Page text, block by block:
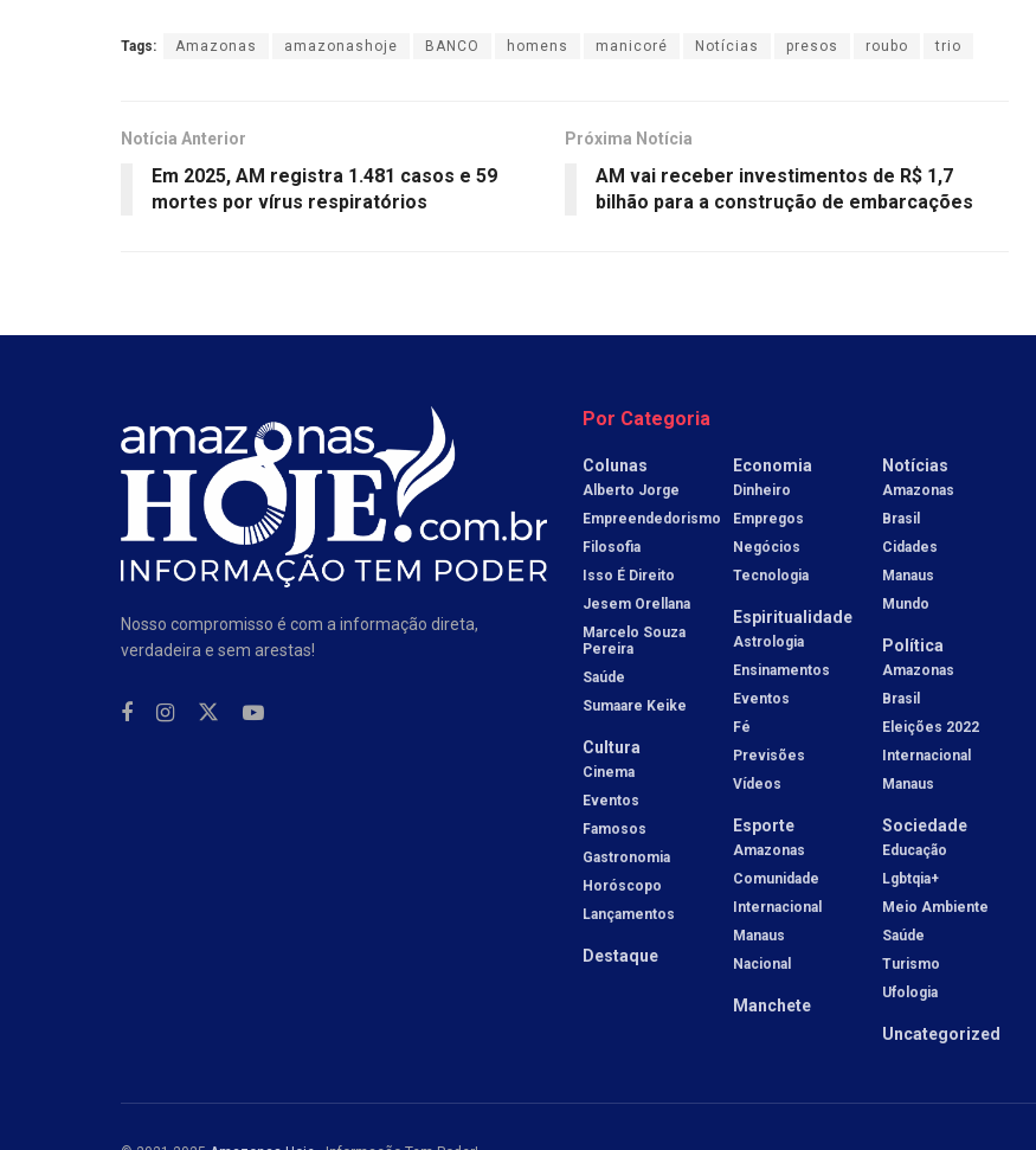
Tags: Amazonas amazonashoje BANCO homens manicoré Notícias presos roubo trio
Notícia Anterior
Em 2025, AM registra 1.481 casos e 59
mortes por vírus respiratórios
Próxima Notícia
AM vai receber investimentos de R$ 1,7
bilhão para a construção de embarcações
Nosso compromisso é com a informação direta,
verdadeira e sem arestas!
Por Categoria
Colunas
Alberto Jorge
Empreendedorismo
Filosofia
Isso É Direito
Jesem Orellana
Marcelo Souza
Pereira
Saúde
Sumaare Keike
Cultura
Cinema
Eventos
Famosos
Gastronomia
Horóscopo
Lançamentos
Destaque
Economia
Dinheiro
Empregos
Negócios
Tecnologia
Espiritualidade
Astrologia
Ensinamentos
Eventos
Fé
Previsões
Vídeos
Esporte
Amazonas
Comunidade
Internacional
Manaus
Nacional
Manchete
Notícias
Amazonas
Brasil
Cidades
Manaus
Mundo
Política
Amazonas
Brasil
Eleições 2022
Internacional
Manaus
Sociedade
Educação
Lgbtqia+
Meio Ambiente
Saúde
Turismo
Ufologia
Uncategorized